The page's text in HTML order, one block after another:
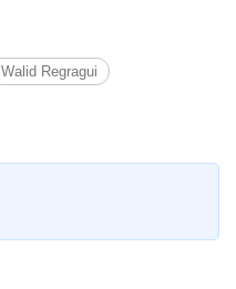
Walid Regragui